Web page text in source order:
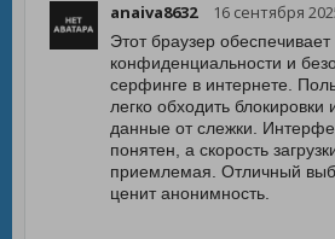
anaiva8632 16 сентября
Этот браузер
конфиденциальности и
серфинге в интернете.
легко обходить
данные от слежки.
понятен, а скорость
приемлемая. Отличный
ценит анонимность.